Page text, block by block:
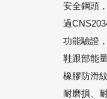
安全鋼頭
過
功能驗證
鞋跟部能
橡膠防滑
耐磨損、